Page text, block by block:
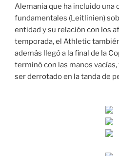
Alemania que ha incluido una
fundamentales (Leitlinien)
entidad y su relación con los
temporada, el Athletic
además llegó a la final de la
terminó con las manos vacías,
ser derrotado en la tanda de